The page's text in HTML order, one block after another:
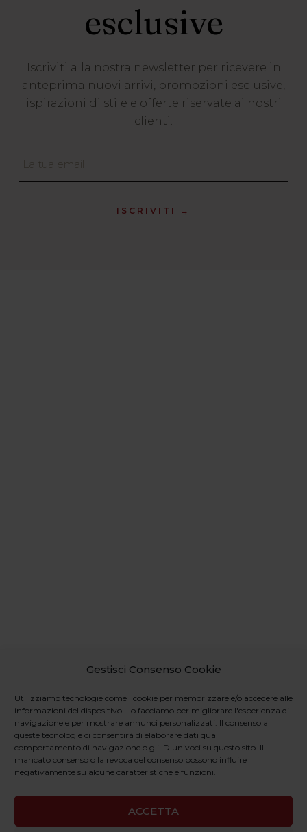
Gestisci Consenso Cookie
Utilizziamo tecnologie come i cookie per memorizzare e/o accedere alle
informazioni del dispositivo. Lo facciamo per migliorare l'esperienza di
navigazione e per mostrare annunci personalizzati. Il consenso a
queste tecnologie ci consentirà di elaborare dati quali il
comportamento di navigazione o gli ID univoci su questo sito. Il
mancato consenso o la revoca del consenso possono influire
negativamente su alcune caratteristiche e funzioni.
ACCETTA
esclusive
Iscriviti alla nostra newsletter per ricevere in
anteprima nuovi arrivi, promozioni esclusive,
ispirazioni di stile e offerte riservate ai nostri
clienti.
ISCRIVITI →